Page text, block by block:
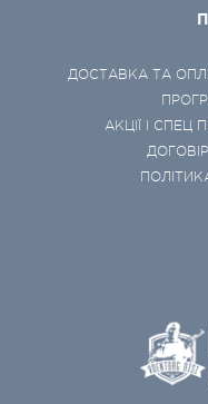
ДОСТАВКА ТА
АКЦІЇ І СПЕЦ